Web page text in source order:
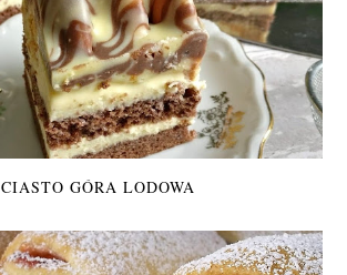
CIASTO GÓRA LODOWA